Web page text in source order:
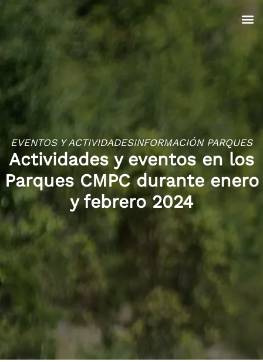
EVENTOS Y ACTIVIDADESINFORMACIÓN PARQUES
Actividades y eventos en los
Parques CMPC durante enero
y febrero 2024